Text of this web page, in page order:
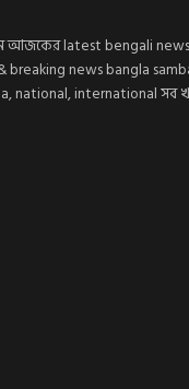
আজকের latest bengali
breaking news bangla
national, international সব